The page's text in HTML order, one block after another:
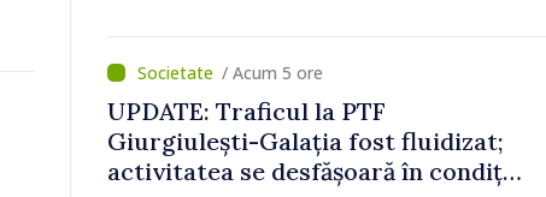
/ Acum 5 ore
UPDATE: Traficul la PTF
Giurgiulești-Galația fost fluidizat;
activitatea se desfășoară în condiții